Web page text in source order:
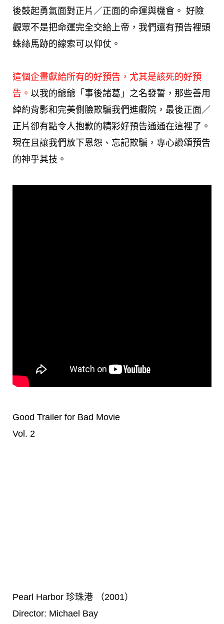
後鼓起勇氣面對正片／正面的命運與機會。 好險
觀眾不是把命運完全交給上帝，我們還有預告裡頭
蛛絲馬跡的線索可以仰仗。
這個企畫獻給所有的好預告，尤其是該死的好預
告。 以我的爺爺「事後諸葛」之名發誓，那些善用
綽約背影和完美側臉欺騙我們進戲院，最後正面／
正片卻有點令人抱歉的精彩好預告通通在這裡了。
現在且讓我們放下恩怨、忘記欺騙，專心讚頌預告
的神乎其技。
Good Trailer for Bad Movie
Vol. 2
Pearl Harbor 珍珠港 （2001）
Director: Michael Bay